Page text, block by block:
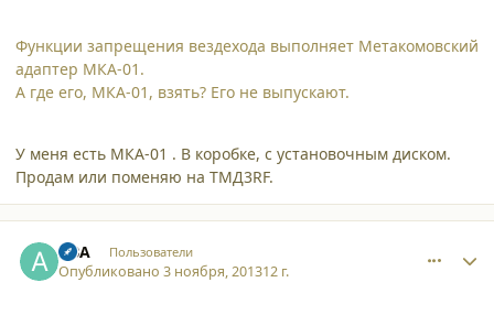
Функции запрещения вездехода выполняет Метакомовский
адаптер МКА-01.
А где его, МКА-01, взять? Его не выпускают.
У меня есть МКА-01 . В коробке, с установочным диском.
Продам или поменяю на ТМД3RF.
ABA Пользователи
Опубликовано3 ноября, 201312 г.